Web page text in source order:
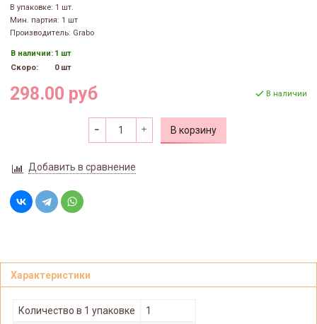
В упаковке: 1 шт.
Мин. партия: 1 шт
Производитель: Grabo
В наличии: 1 шт
Скоро:
0 шт
298.00 руб В наличии
В корзину
Добавить в сравнение
Характеристики
Количество в 1 упаковке
1